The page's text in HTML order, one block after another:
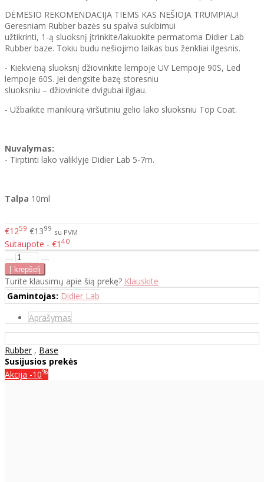
DĖMESIO REKOMENDACIJA TIEMS KAS NEŠIOJA TRUMPIAU!
Geresniam Rubber bazės su spalva sukibimui
užtikrinti, 1-ą sluoksnį įtrinkite/lakuokite permatoma Didier Lab
Rubber baze. Tokiu budu nešiojimo laikas bus ženkliai ilgesnis.
- Kiekvieną sluoksnį džiovinkite lempoje UV Lempoje 90S, Led
lempoje 60S. Jei dengsite bazę storesniu
sluoksniu – džiovinkite dvigubai ilgiau.
- Užbaikite manikiurą viršutiniu gelio lako sluoksniu Top Coat.
Nuvalymas:
- Tirptinti lako valiklyje Didier Lab 5-7m.
Talpa 10ml
€1259 €1399 su PVM
Sutaupote - €1 40
Turite klausimų apie šią prekę? Klauskite
Gamintojas: Didier Lab
Aprašymas
Rubber, Base
Susijusios prekės
Akcija -10%